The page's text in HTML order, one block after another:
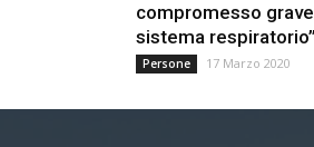
compromesso
sistema respiratorio”
Persone 17 Marzo 2020